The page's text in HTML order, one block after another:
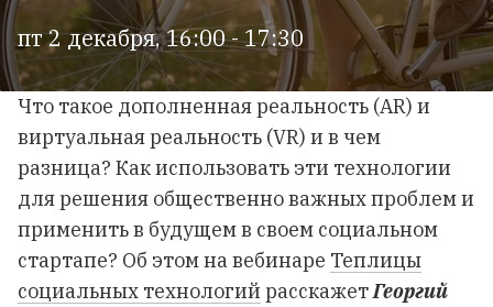
пт 2 декабря, 16:00 - 17:30
Что такое дополненная реальность (AR) и
виртуальная реальность (VR) и в чем
разница? Как использовать эти технологии
для решения общественно важных проблем и
применить в будущем в своем социальном
стартапе? Об этом на вебинаре Теплицы
социальных технологий расскажетГеоргий